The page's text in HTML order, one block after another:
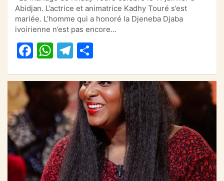
c
e
b
o
o
k
at
s
A
p
p
e
gr
a
m
ta
g
er
Abidjan. L’actrice et animatrice Kadhy Touré s’est
mariée. L’homme qui a honoré la Djeneba Djaba
ivoirienne n’est pas encore…
F
c
o
o
k
W
at
s
A
p
p
T
e
gr
a
m
ta
g
er